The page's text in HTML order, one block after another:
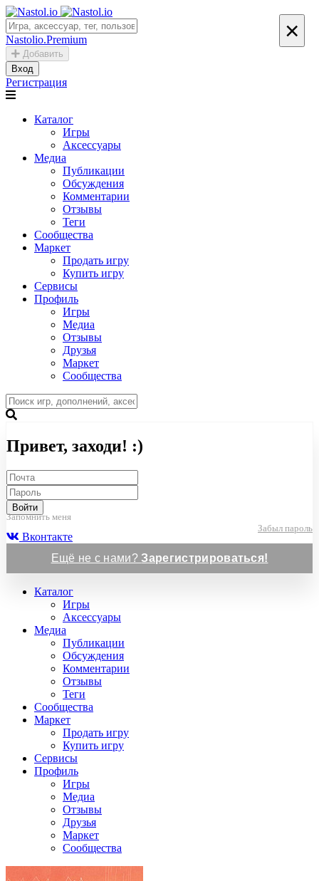
Nastolio.Premium
Добавить
Вход
Регистрация
Каталог
Игры
Аксессуары
Медиа
Публикации
Обсуждения
Комментарии
Отзывы
Теги
Сообщества
Маркет
Продать игру
Купить игру
Сервисы
Профиль
Игры
Медиа
Отзывы
Друзья
Маркет
Сообщества
×
Привет, заходи! :)
Войти
Запомнить меня
Забыл пароль
Вконтакте
Ещё не с нами?Зарегистрироваться!
Каталог
Игры
Аксессуары
Медиа
Публикации
Обсуждения
Комментарии
Отзывы
Теги
Сообщества
Маркет
Продать игру
Купить игру
Сервисы
Профиль
Игры
Медиа
Отзывы
Друзья
Маркет
Сообщества